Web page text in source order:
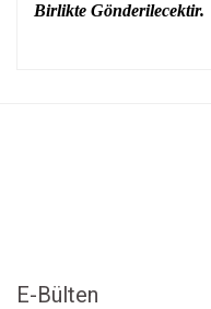
Birlikte Gönderilecektir.
E-Bülten